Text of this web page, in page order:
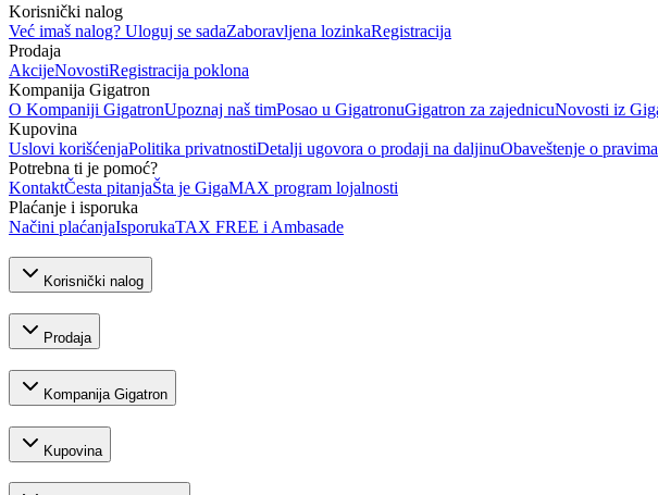
Korisnički nalog
Već imaš nalog? Uloguj se sadaZaboravljena lozinkaRegistracija
Prodaja
AkcijeNovostiRegistracija poklona
Kompanija Gigatron
O Kompaniji GigatronUpoznaj naš timPosao u GigatronuGigatron za zajednicuNovosti iz
Kupovina
Uslovi korišćenjaPolitika privatnostiDetalji ugovora o prodaji na daljinuObaveštenje o
Potrebna ti je pomoć?
KontaktČesta pitanjaŠta je GigaMAX program lojalnosti
Plaćanje i isporuka
Načini plaćanjaIsporukaTAX FREE i Ambasade
Korisnički nalog
Prodaja
Kompanija Gigatron
Kupovina